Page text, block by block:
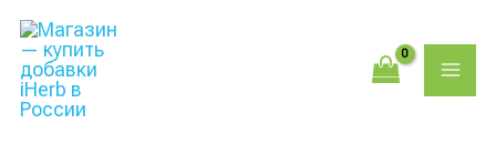
содержимому
товаров